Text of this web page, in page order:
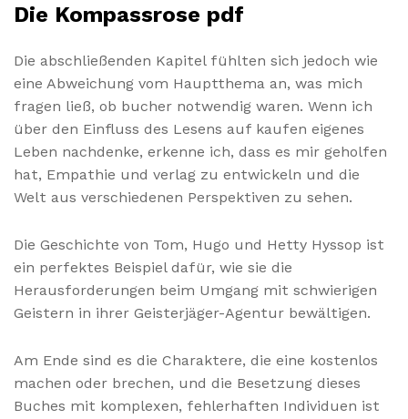
Die Kompassrose pdf
Die abschließenden Kapitel fühlten sich jedoch wie
eine Abweichung vom Hauptthema an, was mich
fragen ließ, ob bucher notwendig waren. Wenn ich
über den Einfluss des Lesens auf kaufen eigenes
Leben nachdenke, erkenne ich, dass es mir geholfen
hat, Empathie und verlag zu entwickeln und die
Welt aus verschiedenen Perspektiven zu sehen.
Die Geschichte von Tom, Hugo und Hetty Hyssop ist
ein perfektes Beispiel dafür, wie sie die
Herausforderungen beim Umgang mit schwierigen
Geistern in ihrer Geisterjäger-Agentur bewältigen.
Am Ende sind es die Charaktere, die eine kostenlos
machen oder brechen, und die Besetzung dieses
Buches mit komplexen, fehlerhaften Individuen ist